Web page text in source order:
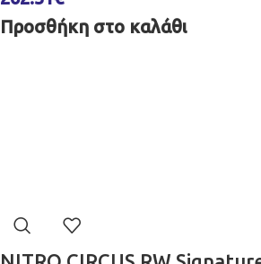
Προσθήκη στο καλάθι